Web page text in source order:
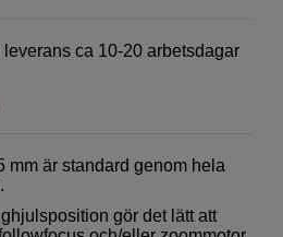
leverans ca 10-20 arbetsdagar
mm är standard genom hela
gör det lätt att